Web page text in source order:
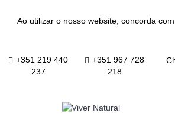
Ao utilizar o nosso website, concorda
+351 219 440
237
+351 967 728
218